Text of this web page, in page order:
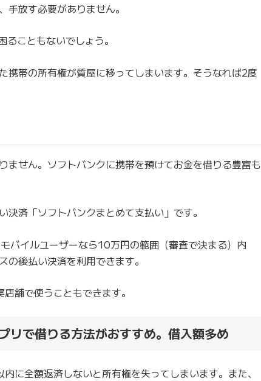
放す必要がありません。
こともないでしょう。
携帯の所有権が質屋に移ってしまいます。そうなれば2度
ません。ソフトバンクに携帯を預けてお金を借りる豊富も
済「ソフトバンクまとめて支払い」です。
バイルユーザーなら10万円の範囲（審査で決まる）内
後払い決済を利用できます。
舗で使うこともできます。
リで借りる方法がおすすめ。借入額多め
に全額返済しないと所有権を失ってしまいます。また、